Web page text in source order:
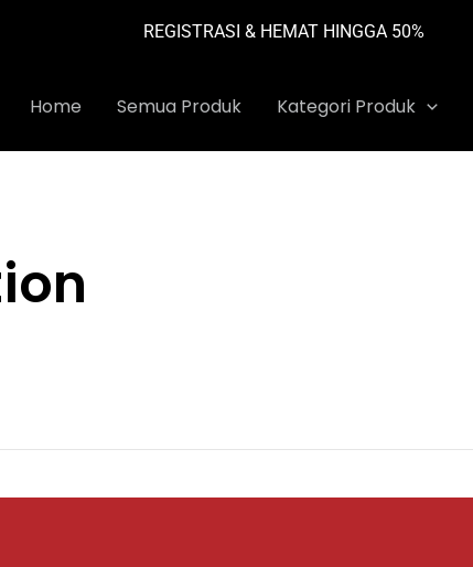
REGISTRASI & HEMAT HINGGA 50%
Home Semua Produk Kategori Produk